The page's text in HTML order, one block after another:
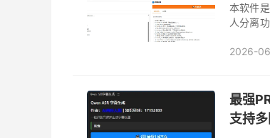
本软件
人分离
2026-
最强
支持